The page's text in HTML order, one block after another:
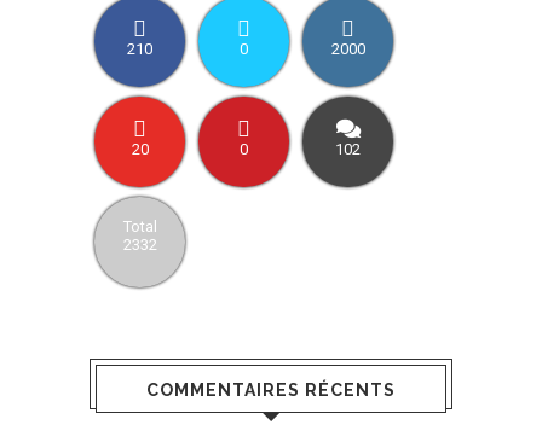
210 0 2000
20 0 102
Total
2332
COMMENTAIRES RÉCENTS